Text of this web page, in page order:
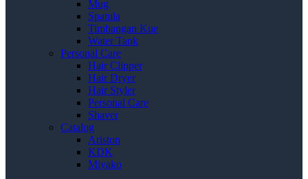
Mug
Spatula
Timbangan Kue
Water Tank
Personal Care
Hair Clipper
Hair Dryer
Hair Styler
Personal Care
Shaver
Catalog
Ariston
KDK
Miyako